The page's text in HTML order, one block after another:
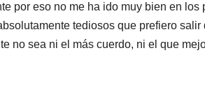
por eso no me ha ido muy bien en
tediosos que prefiero
no sea ni el más cuerdo, ni el que